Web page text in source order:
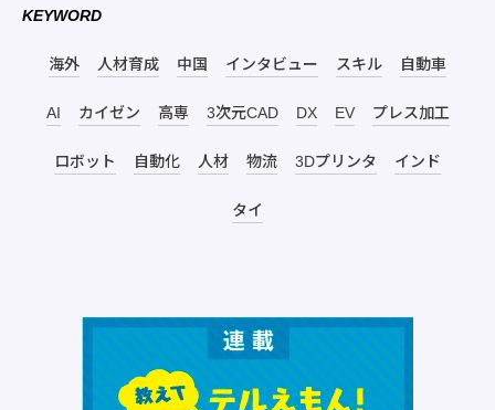
KEYWORD
海外 人材育成 中国 インタビュー スキル 自動車
AI カイゼン 高専 3次元CAD DX EV プレス加工
ロボット 自動化 人材 物流 3Dプリンタ インド
タイ